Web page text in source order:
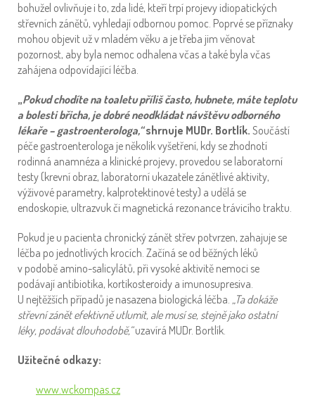
bohužel ovlivňuje i to, zda lidé, kteří trpí projevy idiopatických
střevních zánětů, vyhledají odbornou pomoc. Poprvé se příznaky
mohou objevit už v mladém věku a je třeba jim věnovat
pozornost, aby byla nemoc odhalena včas a také byla včas
zahájena odpovídající léčba.
„Pokud chodíte na toaletu příliš často, hubnete, máte teplotu
a bolesti břicha, je dobré neodkládat návštěvu odborného
lékaře – gastroenterologa,“shrnuje MUDr. Bortlík. Součástí
péče gastroenterologa je několik vyšetření, kdy se zhodnotí
rodinná anamnéza a klinické projevy, provedou se laboratorní
testy (krevní obraz, laboratorní ukazatele zánětlivé aktivity,
výživové parametry, kalprotektinové testy) a udělá se
endoskopie, ultrazvuk či magnetická rezonance trávicího traktu.
Pokud je u pacienta chronický zánět střev potvrzen, zahajuje se
léčba po jednotlivých krocích. Začíná se od běžných léků
v podobě amino-salicylátů, při vysoké aktivitě nemoci se
podávají antibiotika, kortikosteroidy a imunosupresiva.
U nejtěžších případů je nasazena biologická léčba. „Ta dokáže
střevní zánět efektivně utlumit, ale musí se, stejně jako ostatní
léky, podávat dlouhodobě,“uzavírá MUDr. Bortlík.
Užitečné odkazy:
www.wckompas.cz